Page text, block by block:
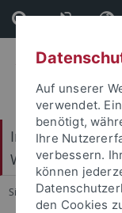
Direkt
zum
Inhalt
Direkt
zur
Fußleiste
Internationales
Wissenschaften
Sie sind hier:
Auf unserer
verwendet.
benötigt,
Ihre
verbessern.
können
den Cookies